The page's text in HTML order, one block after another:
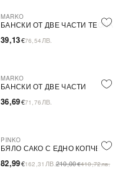
MARKO
БАНСКИ ОТ ДВЕ ЧАСТИ TEONA
39,13€76,54 ЛВ.
MARKO
БАНСКИ ОТ ДВЕ ЧАСТИ
36,69€71,76 ЛВ.
-60%
PINKO
БЯЛО САКО С ЕДНО КОПЧЕ
82,99€162,31 ЛВ.210,00€410,72лв.